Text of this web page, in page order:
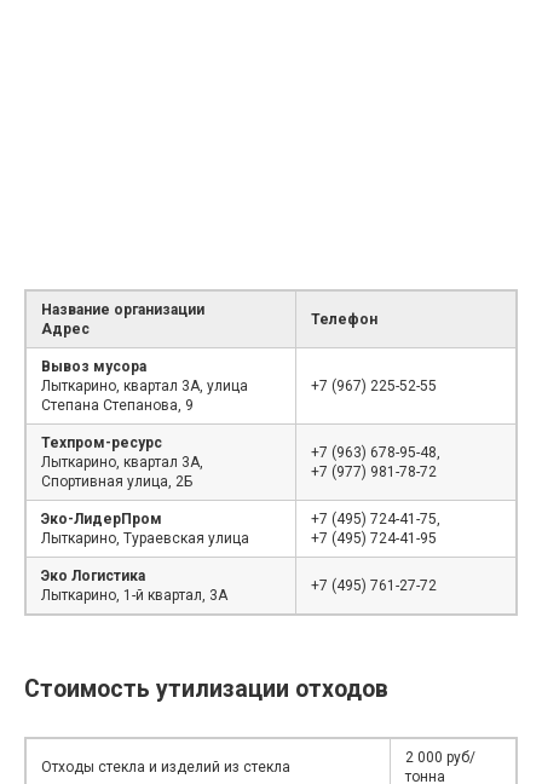
Название организации
Адрес
Телефон
Вывоз мусора
Лыткарино, квартал 3А, улица
Степана Степанова, 9
+7 (967) 225-52-55
Техпром-ресурс
Лыткарино, квартал 3А,
Спортивная улица, 2Б
+7 (963) 678-95-48,
+7 (977) 981-78-72
Эко-ЛидерПром
Лыткарино, Тураевская улица
+7 (495) 724-41-75,
+7 (495) 724-41-95
Эко Логистика
Лыткарино, 1-й квартал, 3А
+7 (495) 761-27-72
Стоимость утилизации отходов
Отходы стекла и изделий из стекла
2 000 руб/
тонна